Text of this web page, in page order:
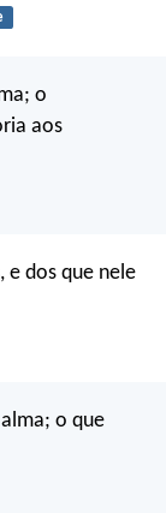
o
aos
e dos que nele
o que